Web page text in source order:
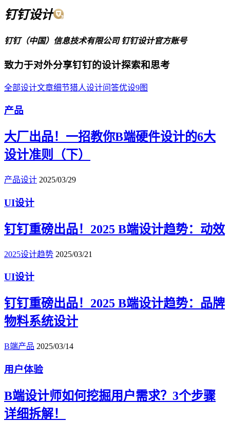
钉钉设计
钉钉（中国）信息技术有限公司 钉钉设计官方账号
致力于对外分享钉钉的设计探索和思考
全部设计文章细节猎人设计问答优设9图
产品
大厂出品！一招教你B端硬件设计的6大
设计准则（下）
产品设计 2025/03/29
UI设计
钉钉重磅出品！2025 B端设计趋势：动效
2025设计趋势 2025/03/21
UI设计
钉钉重磅出品！2025 B端设计趋势：品牌
物料系统设计
B端产品 2025/03/14
用户体验
B端设计师如何挖掘用户需求？3个步骤
详细拆解！